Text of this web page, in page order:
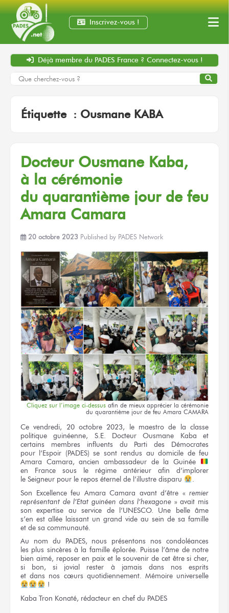
Inscrivez-vous !
Déjà membre du PADES France ? Connectez-vous !
Étiquette : Ousmane KABA
Docteur Ousmane Kaba,
à la cérémonie
du quarantièmejour de feu
Amara Camara
20 octobre 2023 Published by PADES Network
Cliquez sur l’image ci-dessus afin de mieux apprécier la cérémonie
du quarantième jour de feu Amara CAMARA
Ce vendredi, 20 octobre 2023, le maestro de la classe
politique guinéenne, S.E. Docteur Ousmane Kaba
et
certains membres influents du Parti
des Démocrates
pour l’Espoir (PADES)se sont rendus au domicile de feu
Amara Camara, ancien ambassadeur de la Guinée
en France
sous le régime antérieur afin d’implorer
le Seigneur pour le repos éternel de l’illustre disparu
.
Son Excellencefeu Amara Camara avant d’être « remier
représentant de l’Etat guinéen dans l’hexagone » avait mis
son expertise au service de l’UNESCO. Une belleâme
s’en est allée laissant un grand vide au sein de sa famille
et de sa communauté.
Au nom du PADES, nous présentons
nos condoléances
les plus sincères à la familleéplorée. Puisse l’âme de notre
bien aimé, reposeren paix et le souvenir de cet être si cher,
si bon,
si jovial rester à jamais
dans nos esprits
et dans nos cœurs quotidiennement. Mémoire universelle
!
Kaba Tron Konaté, rédacteur en chef du PADES